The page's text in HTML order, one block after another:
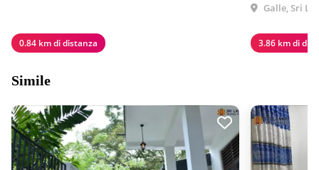
0.84 km di distanza
Galle, Sri
3.86 km di
Simile